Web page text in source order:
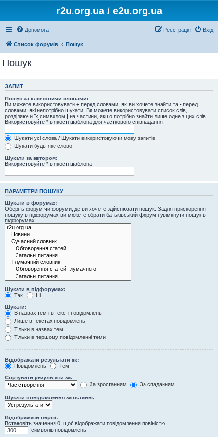
r2u.org.ua / e2u.org.ua
Допомога Вхід
Реєстрація
Список форумів Пошук
Пошук
ЗАПИТ
Пошук за ключовими словами:
Ви можете використовувати + перед словами, які ви хочете знайти та - перед
словами, які непотрібно шукати. Ви можете використовувати список слів,
розділяючи їх символом | на частини, якщо потрібно знайти лише одне з цих слів.
Використовуйте * в якості шаблона для часткового співпадання.
Шукати усі слова / Шукати використовуючи мову запитів
Шукати будь-яке слово
Шукати за автором:
Використовуйте * в якості шаблона
ПАРАМЕТРИ ПОШУКУ
Шукати в форумах:
Оберіть форум чи форуми, де ви хочете здійснювати пошук. Задля прискорення
пошуку в підфорумах ви можете обрати батьківський форум і увімкнути пошук в
підфорумах.
Шукати в підфорумах:
Так
Ні
Шукати:
В назвах тем і в тексті повідомлень
Лише в текстах повідомлень
Тільки в назвах тем
Тільки в першому повідомленні теми
Відображати результати як:
Повідомлень
Тем
Сортувати результати за:
За зростанням
За спаданням
Шукати повідомлення за останні:
Відображати перші:
Встановіть значення 0, щоб відображати повідомлення повіністю.
символів повідомлень